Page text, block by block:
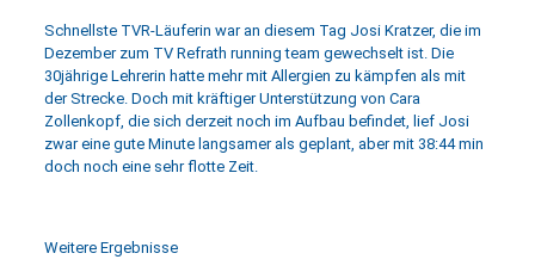
Schnellste TVR-Läuferin war an diesem Tag Josi Kratzer, die im
Dezember zum TV Refrath running team gewechselt ist. Die
30jährige Lehrerin hatte mehr mit Allergien zu kämpfen als mit
der Strecke. Doch mit kräftiger Unterstützung von Cara
Zollenkopf, die sich derzeit noch im Aufbau befindet, lief Josi
zwar eine gute Minute langsamer als geplant, aber mit 38:44 min
doch noch eine sehr flotte Zeit.
Weitere Ergebnisse